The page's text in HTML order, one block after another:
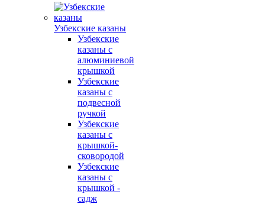
Узбекские казаны
Узбекские
казаны с
алюминиевой
крышкой
Узбекские
казаны с
подвесной
ручкой
Узбекские
казаны с
крышкой-
сковородой
Узбекские
казаны с
крышкой -
садж